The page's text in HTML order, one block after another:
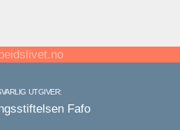
UTGIVER:
Fafo